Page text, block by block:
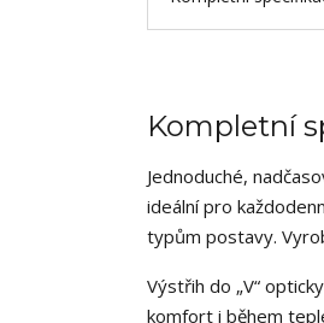
Kompletní
Jednoduché,
ideální pro
typům postavy.
Výstřih do „V“
komfort i během